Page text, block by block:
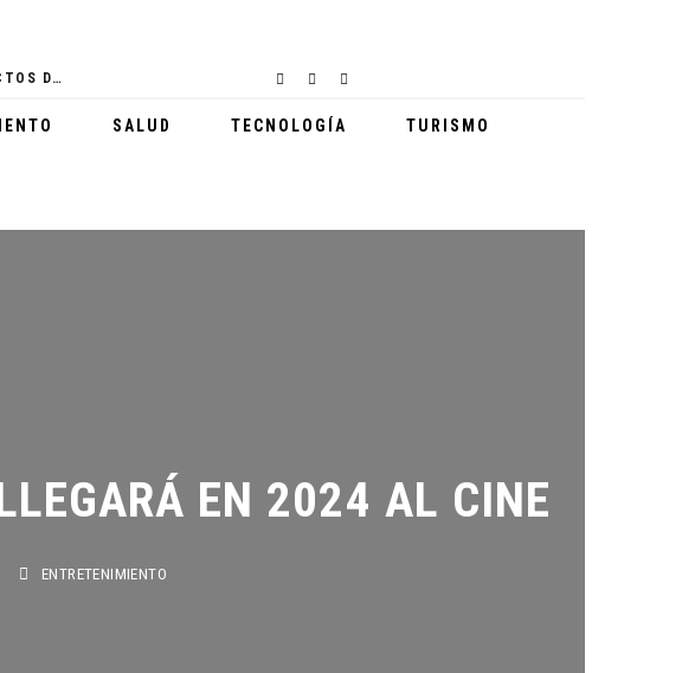
BANTRAB LANZA PRODUCTOS DEL REAL MADRID
PARTICIPA EN LA 8 CARRERA FAMILIAR MCDONALD’S
CERRO DE LA CRUZ LUCE NUEVA IMAGEN Y ESPERA A MILES DE TURISTAS
SALUD TECNOLOGÍA TURISMO
EN 2024 AL CINE